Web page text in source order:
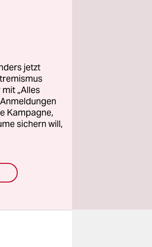
jetzt
„Alles
Kampagne,
sichern will,